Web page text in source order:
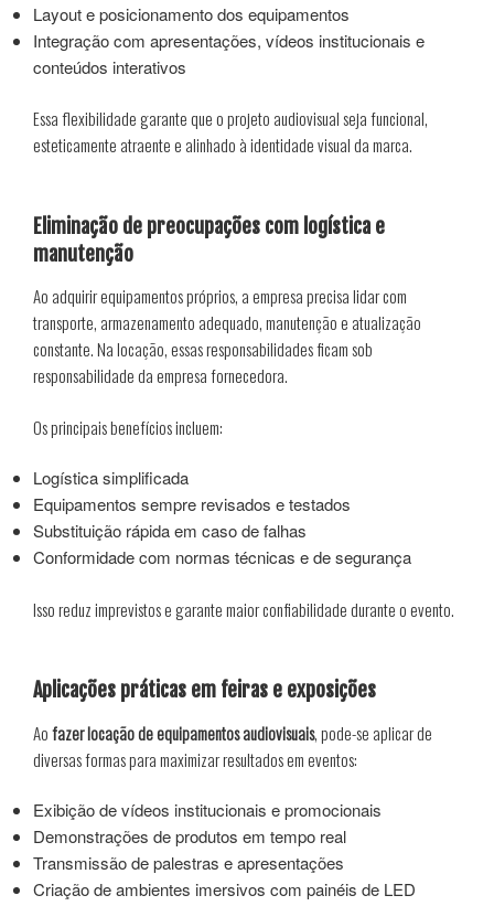
Layout e posicionamento dos equipamentos
Integração com apresentações, vídeos institucionais e
conteúdos interativos
Essa flexibilidade garante que o projeto audiovisual seja funcional,
esteticamente atraente e alinhado à identidade visual da marca.
Eliminação de preocupações com logística e
manutenção
Ao adquirir equipamentos próprios, a empresa precisa lidar com
transporte, armazenamento adequado, manutenção e atualização
constante. Na locação, essas responsabilidades ficam sob
responsabilidade da empresa fornecedora.
Os principais benefícios incluem:
Logística simplificada
Equipamentos sempre revisados e testados
Substituição rápida em caso de falhas
Conformidade com normas técnicas e de segurança
Isso reduz imprevistos e garante maior confiabilidade durante o evento.
Aplicações práticas em feiras e exposições
Aofazer locação de equipamentos audiovisuais, pode-se aplicar de
diversas formas para maximizar resultados em eventos:
Exibição de vídeos institucionais e promocionais
Demonstrações de produtos em tempo real
Transmissão de palestras e apresentações
Criação de ambientes imersivos com painéis de LED